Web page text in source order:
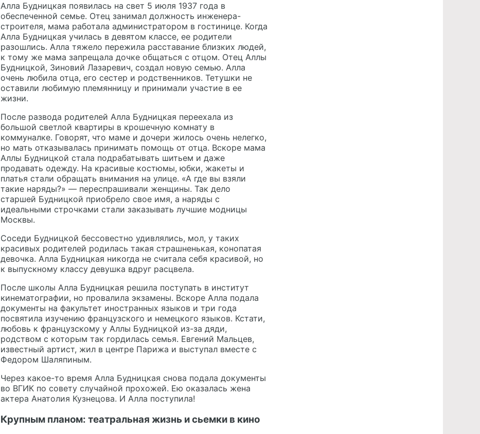
Алла Будницкая появилась на свет 5 июля 1937 года в
обеспеченной семье. Отец занимал должность инженера-
строителя, мама работала администратором в гостинице. Когда
Алла Будницкая училась в девятом классе, ее родители
разошлись. Алла тяжело пережила расставание близких людей,
к тому же мама запрещала дочке общаться с отцом. Отец Аллы
Будницкой, Зиновий Лазаревич, создал новую семью. Алла
очень любила отца, его сестер и родственников. Тетушки не
оставили любимую племянницу и принимали участие в ее
жизни.
После развода родителей Алла Будницкая переехала из
большой светлой квартиры в крошечную комнату в
коммуналке. Говорят, что маме и дочери жилось очень нелегко,
но мать отказывалась принимать помощь от отца. Вскоре мама
Аллы Будницкой стала подрабатывать шитьем и даже
продавать одежду. На красивые костюмы, юбки, жакеты и
платья стали обращать внимания на улице. «А где вы взяли
такие наряды?» — переспрашивали женщины. Так дело
старшей Будницкой приобрело свое имя, а наряды с
идеальными строчками стали заказывать лучшие модницы
Москвы.
Соседи Будницкой бессовестно удивлялись, мол, у таких
красивых родителей родилась такая страшненькая, конопатая
девочка. Алла Будницкая никогда не считала себя красивой, но
к выпускному классу девушка вдруг расцвела.
После школы Алла Будницкая решила поступать в институт
кинематографии, но провалила экзамены. Вскоре Алла подала
документы на факультет иностранных языков и три года
посвятила изучению французского и немецкого языков. Кстати,
любовь к французскому у Аллы Будницкой из-за дяди,
родством с которым так гордилась семья. Евгений Мальцев,
известный артист, жил в центре Парижа и выступал вместе с
Федором Шаляпиным.
Через какое-то время Алла Будницкая снова подала документы
во ВГИК по совету случайной прохожей. Ею оказалась жена
актера Анатолия Кузнецова. И Алла поступила!
Крупным планом: театральная жизнь и сьемки в кино